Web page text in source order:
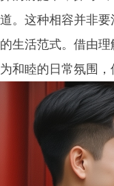
道。这种相容并非
的生活范式。借由
为和睦的日常氛围，